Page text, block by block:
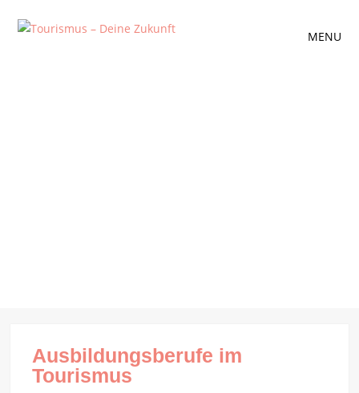
MENU
Ausbildungsberufe im
Tourismus